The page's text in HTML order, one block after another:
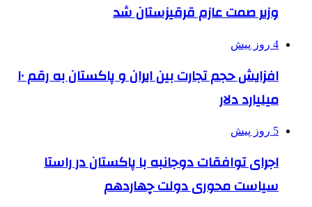
وزیر صمت عازم قرقیزستان شد
4 روز پیش
افزایش حجم تجارت بین ایران و پاکستان به رقم ۱۰
میلیارد دلار
5 روز پیش
اجرای توافقات دوجانبه با پاکستان در راستا
سیاست محوری دولت چهاردهم